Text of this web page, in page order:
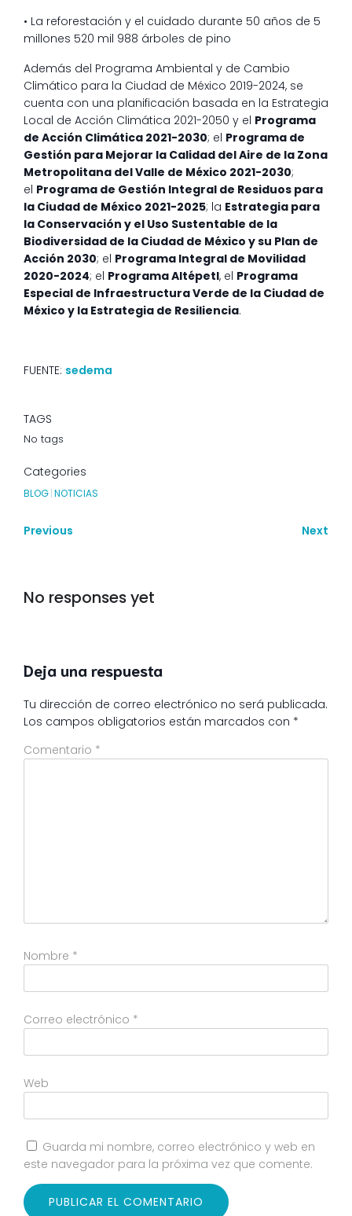
• La reforestación y el cuidado durante 50 años de 5
millones 520 mil 988 árboles de pino
Además del Programa Ambiental y de Cambio
Climático para la Ciudad de México 2019-2024, se
cuenta con una planificación basada en la Estrategia
Local de Acción Climática 2021-2050 y el Programa
de Acción Climática 2021-2030; el Programa de
Gestión para Mejorar la Calidad del Aire de la Zona
Metropolitana del Valle de México 2021-2030;
el Programa de Gestión Integral de Residuos para
la Ciudad de México 2021-2025; la Estrategia para
la Conservación y el Uso Sustentable de la
Biodiversidad de la Ciudad de México y su Plan de
Acción 2030; el Programa Integral de Movilidad
2020-2024; el Programa Altépetl, el Programa
Especial de Infraestructura Verde de la Ciudad de
México y la Estrategia de Resiliencia.
FUENTE: sedema
TAGS
No tags
Categories
BLOG|NOTICIAS
Previous Next
No responses yet
Deja una respuesta
Tu dirección de correo electrónico no será publicada.
Los campos obligatorios están marcados con *
Comentario *
Nombre *
Correo electrónico *
Web
Guarda mi nombre, correo electrónico y web en
este navegador para la próxima vez que comente.